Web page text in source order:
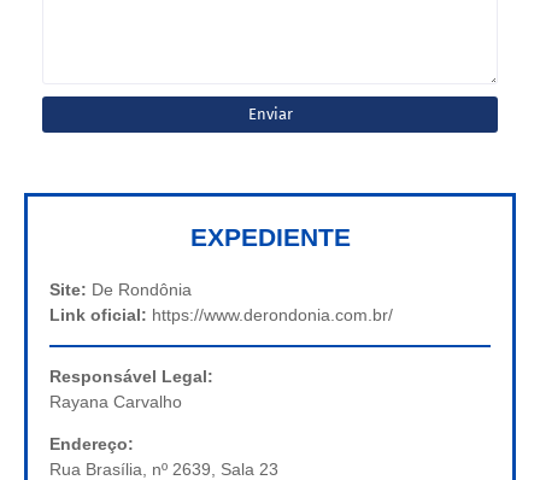
EXPEDIENTE
Site: De Rondônia
Link oficial: https://www.derondonia.com.br/
Responsável Legal:
Rayana Carvalho
Endereço:
Rua Brasília, nº 2639, Sala 23